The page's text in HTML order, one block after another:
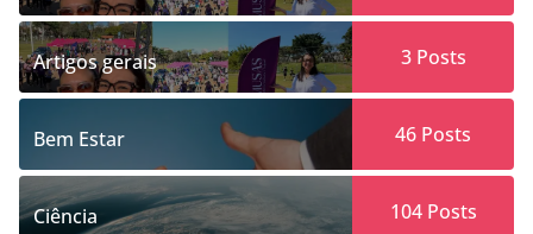
Artigos gerais 3Posts
Bem Estar 46 Posts
Ciência 104Posts